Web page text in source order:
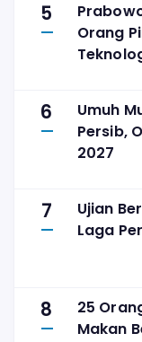
5
Orang
6
Umuh
Persib,
2027
7
Ujian
Laga
8
25
Makan